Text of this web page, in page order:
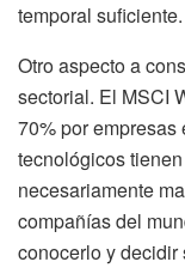
temporal suficiente.
Otro aspecto a
sectorial. El MSCI
70% por
tecnológicos
necesariamente
compañías del
conocerlo y decidir